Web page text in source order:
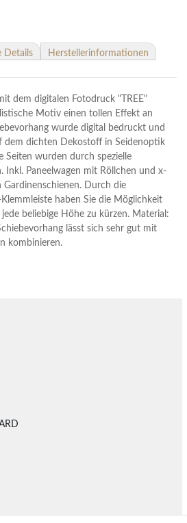
Details
Herstellerinformationen
dem digitalen Fotodruck "TREE"
Motiv einen tollen Effekt an
wurde digital bedruckt und
dem dichten Dekostoff in Seidenoptik
Seiten wurden durch spezielle
Inkl. Paneelwagen mit Röllchen und x-
Gardinenschienen. Durch die
haben Sie die Möglichkeit
beliebige Höhe zu kürzen. Material:
lässt sich sehr gut mit
kombinieren.